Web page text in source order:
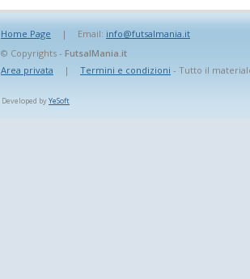
Home Page | Email: info@futsalmania.it
© Copyrights - FutsalMania.it
Area privata
| Termini e condizioni - Tutto il
Developed byYeSoft